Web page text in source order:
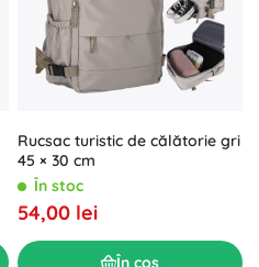
Rucsac turistic de călătorie gri
45 × 30 cm
În stoc
54,00 lei
În coș